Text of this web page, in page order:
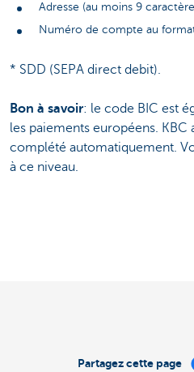
Adresse (au moins 9
Numéro de compte au
* SDD (SEPA direct debit).
Bon à savoir: le code BIC est
les paiements européens. KBC
complété automatiquement.
à ce niveau.
Partagez cette page